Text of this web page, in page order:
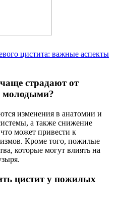
цистита: важные аспекты
страдают от
молодыми?
изменения в анатомии и
а также снижение
может привести к
Кроме того, пожилые
которые могут влиять на
цистит у пожилых